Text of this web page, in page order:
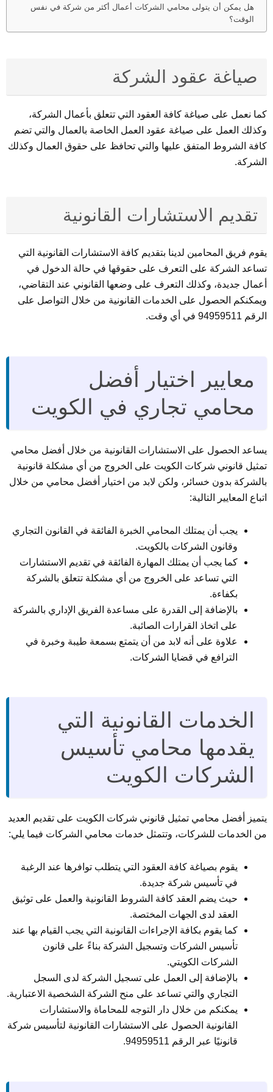
هل يمكن أن يتولى محامي الشركات أعمال أكثر من شركة في نفس
الوقت؟
صياغة عقود الشركة
كما نعمل على صياغة كافة العقود التي تتعلق بأعمال الشركة،
وكذلك العمل على صياغة عقود العمل الخاصة بالعمال والتي تضم
كافة الشروط المتفق عليها والتي تحافظ على حقوق العمال وكذلك
الشركة.
تقديم الاستشارات القانونية
يقوم فريق المحامين لدينا بتقديم كافة الاستشارات القانونية التي
تساعد الشركة على التعرف على حقوقها في حالة الدخول في
أعمال جديدة، وكذلك التعرف على وضعها القانوني عند التقاضي،
ويمكنكم الحصول على الخدمات القانونية من خلال التواصل على
الرقم 94959511 في أي وقت.
معايير اختيار أفضل
محامي تجاري في الكويت
يساعد الحصول على الاستشارات القانونية من خلال أفضل محامي
تمثيل قانوني شركات الكويت على الخروج من أي مشكلة قانونية
بالشركة بدون خسائر، ولكن لابد من اختيار أفضل محامي من خلال
اتباع المعايير التالية:
يجب أن يمتلك المحامي الخبرة الفائقة في القانون التجاري
وقانون الشركات بالكويت.
كما يجب أن يمتلك المهارة الفائقة في تقديم الاستشارات
التي تساعد على الخروج من أي مشكلة تتعلق بالشركة
بكفاءة.
بالإضافة إلى القدرة على مساعدة الفريق الإداري بالشركة
على اتخاذ القرارات الصائبة.
علاوة على أنه لابد من أن يتمتع بسمعة طيبة وخبرة في
الترافع في قضايا الشركات.
الخدمات القانونية التي
يقدمها محامي تأسيس
الشركات الكويت
يتميز أفضل محامي تمثيل قانوني شركات الكويت على تقديم العديد
من الخدمات للشركات، وتتمثل خدمات محامي الشركات فيما يلي:
يقوم بصياغة كافة العقود التي يتطلب توافرها عند الرغبة
في تأسيس شركة جديدة.
حيث يضم العقد كافة الشروط القانونية والعمل على توثيق
العقد لدى الجهات المختصة.
كما يقوم بكافة الإجراءات القانونية التي يجب القيام بها عند
تأسيس الشركات وتسجيل الشركة بناءً على قانون
الشركات الكويتي.
بالإضافة إلى العمل على تسجيل الشركة لدى السجل
التجاري والتي تساعد على منح الشركة الشخصية الاعتبارية.
يمكنكم من خلال دار التوجه للمحاماة والاستشارات
القانونية الحصول على الاستشارات القانونية لتأسيس شركة
قانونيًا عبر الرقم 94959511.